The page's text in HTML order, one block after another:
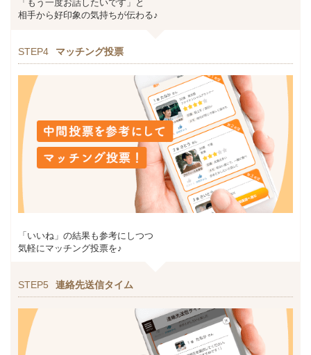
「もう一度お話したいです」と
相手から好印象の気持ちが伝わる♪
STEP4 マッチング投票
「いいね」の結果も参考にしつつ
気軽にマッチング投票を♪
STEP5 連絡先送信タイム